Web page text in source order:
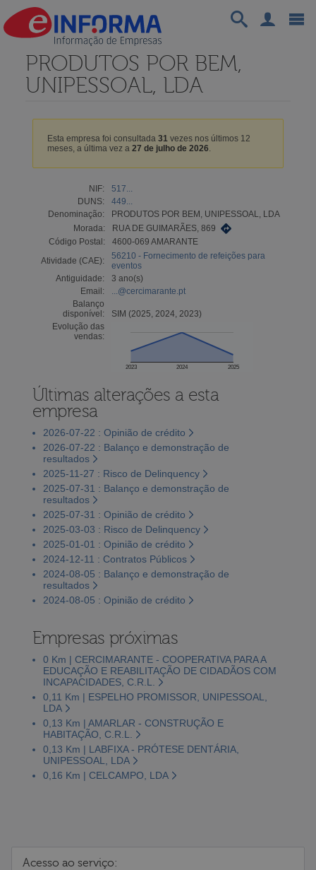
PRODUTOS POR BEM,
UNIPESSOAL, LDA
Esta empresa foi consultada 31vezes nos últimos 12
meses, a última vez a 27 de julho de 2026.
NIF:
517...
DUNS:
449...
Denominação:
PRODUTOS POR BEM, UNIPESSOAL, LDA
Morada:
RUA DE GUIMARÃES, 869
Código Postal:
4600-069 AMARANTE
Atividade (CAE):
56210 - Fornecimento de refeições para
eventos
Antiguidade:
3 ano(s)
Email:
...@cercimarante.pt
Balanço
disponível:
SIM (2025, 2024, 2023)
Evolução das
vendas:
2023 2024 2025
Últimas alterações a esta
empresa
2026-07-22 : Opinião de crédito
2026-07-22 : Balanço e demonstração de
resultados
2025-11-27 : Risco de Delinquency
2025-07-31 : Balanço e demonstração de
resultados
2025-07-31 : Opinião de crédito
2025-03-03 : Risco de Delinquency
2025-01-01 : Opinião de crédito
2024-12-11 : Contratos Públicos
2024-08-05 : Balanço e demonstração de
resultados
2024-08-05 : Opinião de crédito
Empresas próximas
0 Km | CERCIMARANTE - COOPERATIVA PARA A
EDUCAÇÃO E REABILITAÇÃO DE CIDADÃOS COM
INCAPACIDADES, C.R.L.
0,11 Km | ESPELHO PROMISSOR, UNIPESSOAL,
LDA
0,13 Km | AMARLAR - CONSTRUÇÃO E
HABITAÇÃO, C.R.L.
0,13 Km | LABFIXA - PRÓTESE DENTÁRIA,
UNIPESSOAL, LDA
0,16 Km | CELCAMPO, LDA
Acesso ao serviço: